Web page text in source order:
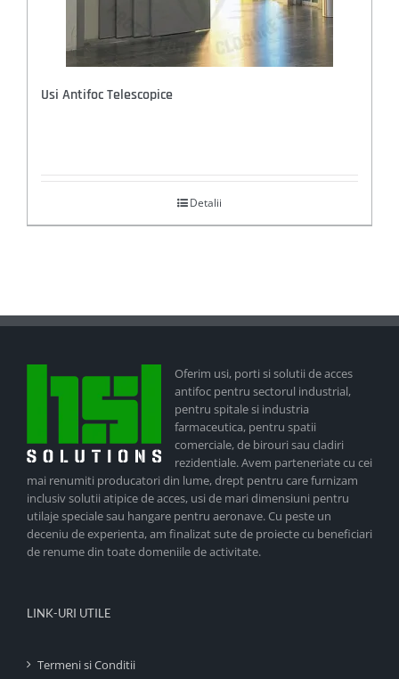
Usi Antifoc Telescopice
Detalii
Oferim usi, porti si solutii de acces
antifoc pentru sectorul industrial,
pentru spitale si industria
farmaceutica, pentru spatii
comerciale, de birouri sau cladiri
rezidentiale. Avem parteneriate cu cei
mai renumiti producatori din lume, drept pentru care furnizam
inclusiv solutii atipice de acces, usi de mari dimensiuni pentru
utilaje speciale sau hangare pentru aeronave. Cu peste un
deceniu de experienta, am finalizat sute de proiecte cu beneficiari
de renume din toate domeniile de activitate.
LINK-URI UTILE
Termeni si Conditii